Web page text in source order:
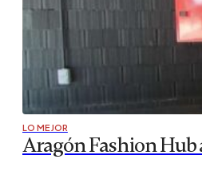
LO MEJOR
Aragón Fashion Hub